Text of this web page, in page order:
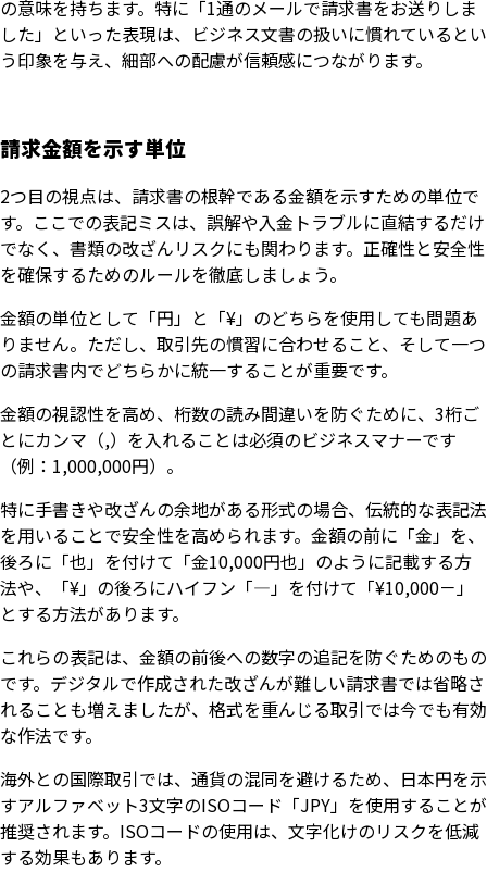
の意味を持ちます。特に「1通のメールで請求書をお送りしま
した」といった表現は、ビジネス文書の扱いに慣れているとい
う印象を与え、細部への配慮が信頼感につながります。
請求金額を示す単位
2つ目の視点は、請求書の根幹である金額を示すための単位で
す。ここでの表記ミスは、誤解や入金トラブルに直結するだけ
でなく、書類の改ざんリスクにも関わります。正確性と安全性
を確保するためのルールを徹底しましょう。
金額の単位として「円」と「¥」のどちらを使用しても問題あ
りません。ただし、取引先の慣習に合わせること、そして一つ
の請求書内でどちらかに統一することが重要です。
金額の視認性を高め、桁数の読み間違いを防ぐために、3桁ご
とにカンマ（,）を入れることは必須のビジネスマナーです
（例：1,000,000円）。
特に手書きや改ざんの余地がある形式の場合、伝統的な表記法
を用いることで安全性を高められます。金額の前に「金」を、
後ろに「也」を付けて「金10,000円也」のように記載する方
法や、「¥」の後ろにハイフン「―」を付けて「¥10,000－」
とする方法があります。
これらの表記は、金額の前後への数字の追記を防ぐためのもの
です。デジタルで作成された改ざんが難しい請求書では省略さ
れることも増えましたが、格式を重んじる取引では今でも有効
な作法です。
海外との国際取引では、通貨の混同を避けるため、日本円を示
すアルファベット3文字のISOコード「JPY」を使用することが
推奨されます。ISOコードの使用は、文字化けのリスクを低減
する効果もあります。